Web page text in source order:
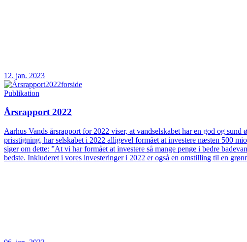
12. jan. 2023
Publikation
Årsrapport 2022
Aarhus Vands årsrapport for 2022 viser, at vandselskabet har en god og
prisstigning, har selskabet i 2022 alligevel formået at investere næsten 500
siger om dette: ”At vi har formået at investere så mange penge i bedre
bedste. Inkluderet i vores investeringer i 2022 er også en omstilling til en